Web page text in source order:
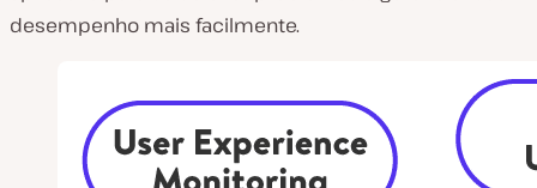
desempenho mais facilmente.